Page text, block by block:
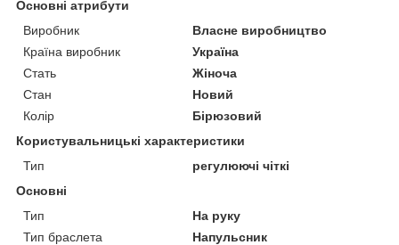
Основні атрибути
Виробник
Власне виробництво
Країна виробник
Україна
Стать
Жіноча
Стан
Новий
Колір
Бірюзовий
Користувальницькі характеристики
Тип
регулюючі чіткі
Основні
Тип
На руку
Тип браслета
Напульсник